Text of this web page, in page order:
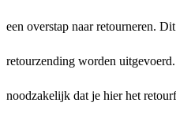
een overstap naar retourneren.
retourzending worden
noodzakelijk dat je hier het